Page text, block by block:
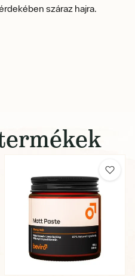
száraz hajra.